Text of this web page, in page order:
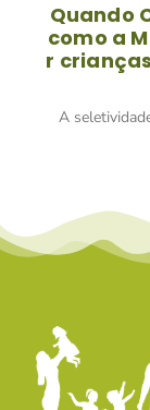
Quando
como a
r
A